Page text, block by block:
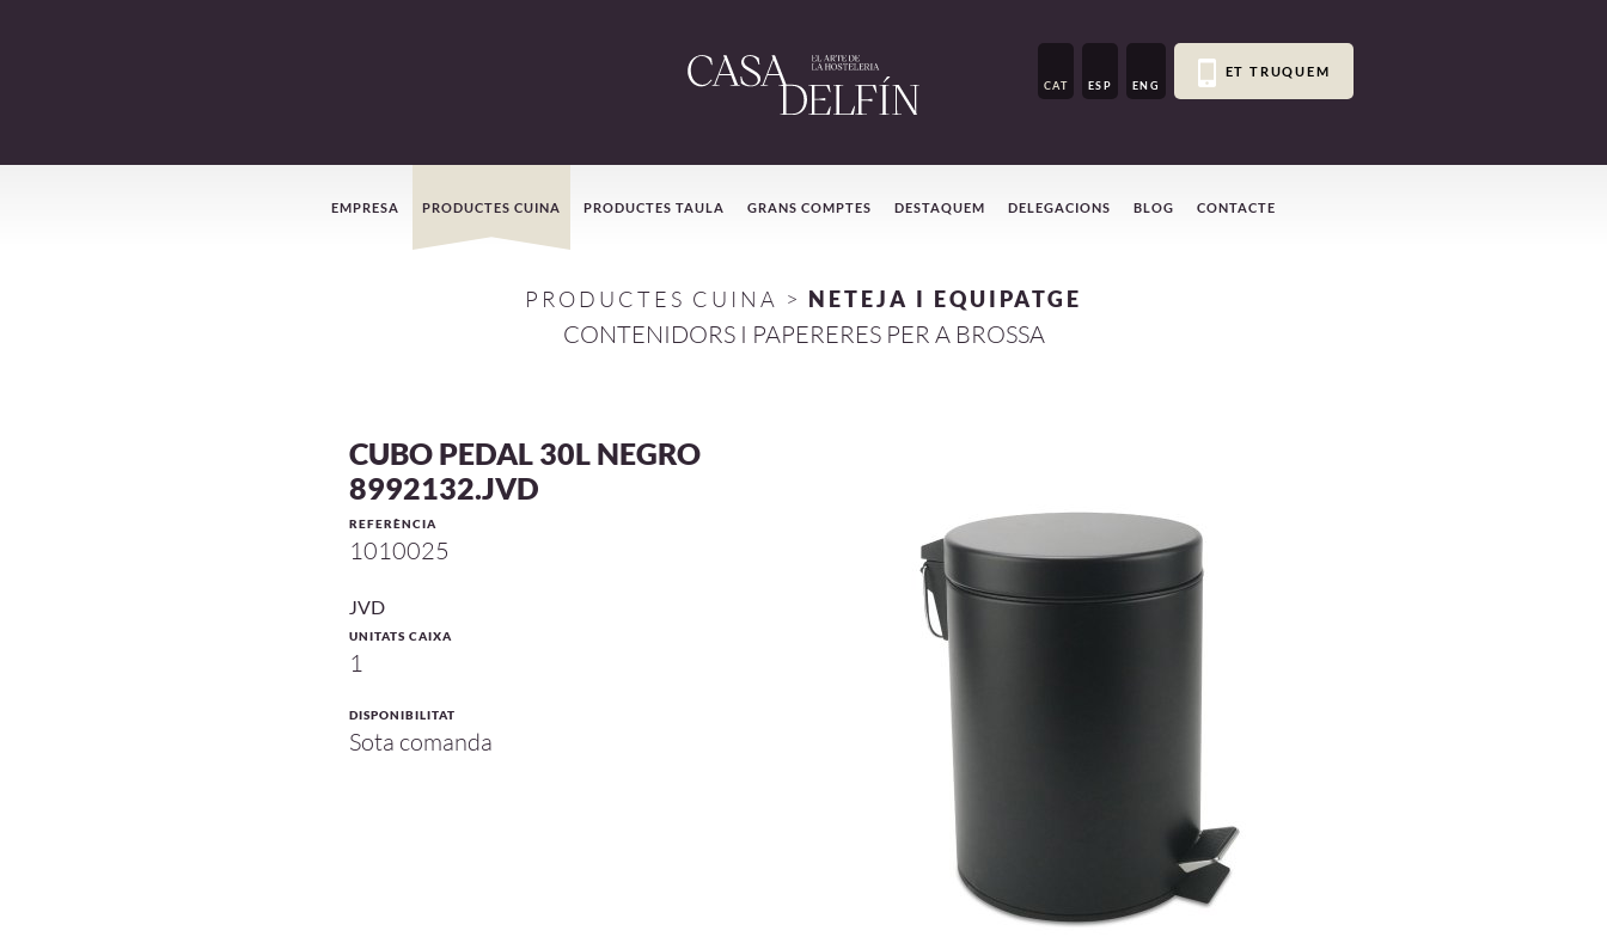
CAT ESP ENG
ET TRUQUEM
MenúEMPRESA PRODUCTES CUINA PRODUCTES TAULA GRANS COMPTES DESTAQUEM DELEGACIONS BLOG CONTACTE
PRODUCTES CUINA > NETEJA I EQUIPATGE
CONTENIDORS I PAPERERES PER A BROSSA
CUBO PEDAL 30L NEGRO
8992132.JVD
REFERÈNCIA
1010025
JVD
UNITATS CAIXA
1
DISPONIBILITAT
Sota comanda